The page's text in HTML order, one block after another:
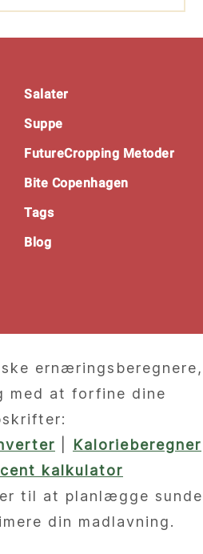
Salater
Suppe
FutureCropping Metoder
Bite Copenhagen
Tags
Blog
ernæringsberegnere,
med at forfine dine
Kalorieberegner
kalkulator
til at planlægge sunde
din madlavning.